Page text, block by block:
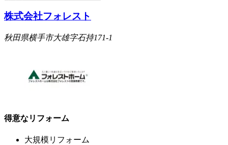
株式会社フォレスト
秋田県横手市大雄字石持171-1
得意なリフォーム
大規模リフォーム